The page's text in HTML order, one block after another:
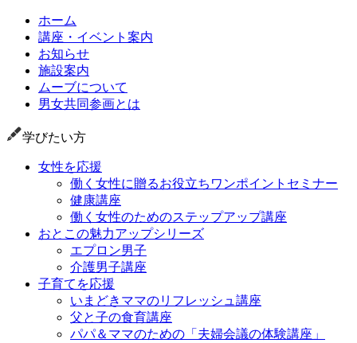
ホーム
講座・イベント案内
お知らせ
施設案内
ムーブについて
男女共同参画とは
学びたい方
女性を応援
働く女性に贈るお役立ちワンポイントセミナー
健康講座
働く女性のためのステップアップ講座
おとこの魅力アップシリーズ
エプロン男子
介護男子講座
子育てを応援
いまどきママのリフレッシュ講座
父と子の食育講座
パパ＆ママのための「夫婦会議の体験講座」